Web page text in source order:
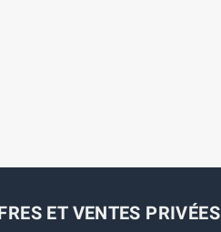
ET VENTES PRIVÉES